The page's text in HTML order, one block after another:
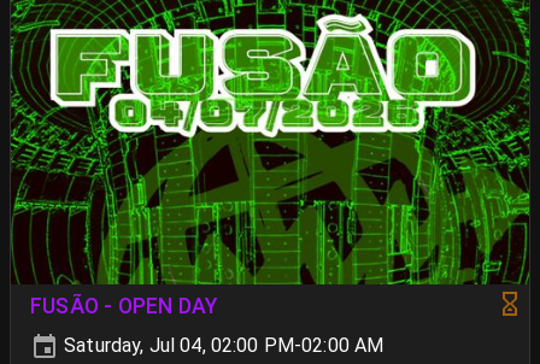
FUSÃO - OPEN DAY
Saturday, Jul 04, 02:00 PM-02:00 AM